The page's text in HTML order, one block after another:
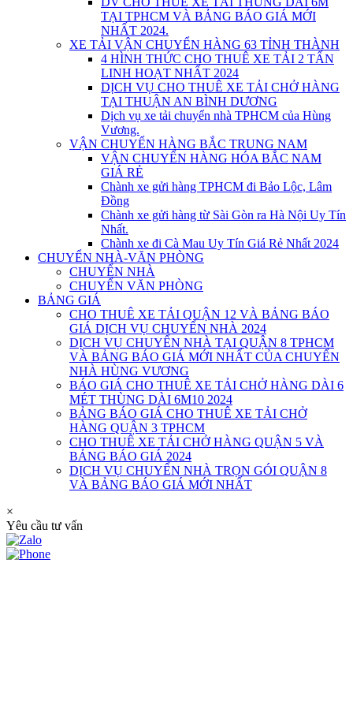
TẠI TPHCM VÀ BẢNG BÁO GIÁ MỚI
NHẤT 2024.
XE TẢI VẬN CHUYỂN HÀNG 63 TỈNH THÀNH
4 HÌNH THỨC CHO THUÊ XE TẢI 2 TẤN
LINH HOẠT NHẤT 2024
DỊCH VỤ CHO THUÊ XE TẢI CHỞ HÀNG
TẠI THUẬN AN BÌNH DƯƠNG
Dịch vụ xe tải chuyển nhà TPHCM của Hùng
Vương.
VẬN CHUYỂN HÀNG BẮC TRUNG NAM
VẬN CHUYỂN HÀNG HÓA BẮC NAM
GIÁ RẺ
Chành xe gửi hàng TPHCM đi Bảo Lộc, Lâm
Đồng
Chành xe gửi hàng từ Sài Gòn ra Hà Nội Uy Tín
Nhất.
Chành xe đi Cà Mau Uy Tín Giá Rẻ Nhất 2024
CHUYỂN NHÀ-VĂN PHÒNG
CHUYỂN NHÀ
CHUYỂN VĂN PHÒNG
BẢNG GIÁ
CHO THUÊ XE TẢI QUẬN 12 VÀ BẢNG BÁO
GIÁ DỊCH VỤ CHUYỂN NHÀ 2024
DỊCH VỤ CHUYỂN NHÀ TẠI QUẬN 8 TPHCM
VÀ BẢNG BÁO GIÁ MỚI NHẤT CỦA CHUYỂN
NHÀ HÙNG VƯƠNG
BÁO GIÁ CHO THUÊ XE TẢI CHỞ HÀNG DÀI 6
MÉT THÙNG DÀI 6M10 2024
BẢNG BÁO GIÁ CHO THUÊ XE TẢI CHỞ
HÀNG QUẬN 3 TPHCM
CHO THUÊ XE TẢI CHỞ HÀNG QUẬN 5 VÀ
BẢNG BÁO GIÁ 2024
DỊCH VỤ CHUYỂN NHÀ TRỌN GÓI QUẬN 8
VÀ BẢNG BÁO GIÁ MỚI NHẤT
×
Yêu cầu tư vấn